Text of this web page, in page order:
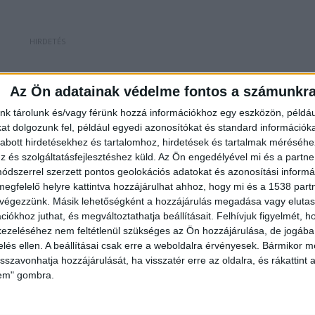
Az Ön adatainak védelme fontos a
tárolunk és/vagy férünk hozzá információkhoz egy eszközön,
dolgozunk fel, például egyedi azonosítókat és standard
hirdetésekhez és tartalomhoz, hirdetések és tartalmak
és szolgáltatásfejlesztéshez küld. Az Ön engedélyével mi és a
szerzett pontos geolokációs adatokat és azonosítási
helyre kattintva hozzájárulhat ahhoz, hogy mi és a 1538
Másik lehetőségként a hozzájárulás megadása vagy
juthat, és megváltoztathatja beállításait. Felhívjuk figyelmét,
nem feltétlenül szükséges az Ön hozzájárulása, de
ellen. A beállításai csak erre a weboldalra érvényesek. Bármikor
hozzájárulását, ha visszatér erre az oldalra, és rákattint
gombra.
az országos körözési listán is szereplő tagja
elején, Nemesdéden egy parkoló autóban
kitépni aranyláncát, melynek során ököllel meg is
feltörésével elkövetett lopás miatt is kihallgatták
a betöréseket öccsével közösen követte el, ezért
– mindkettőjük letartóztatását kezdeményezték.
vagyon elleni bűncselekmények elkövetését